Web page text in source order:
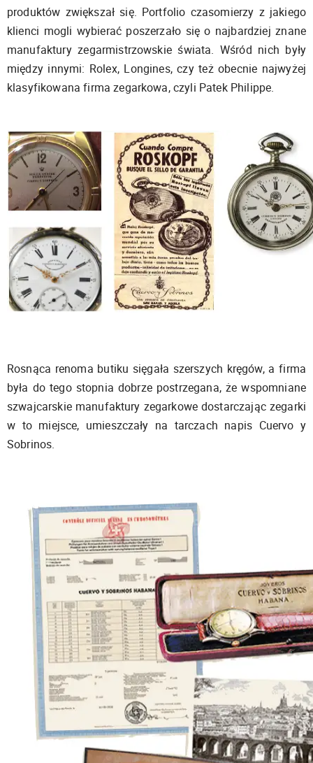
produktów zwiększał się. Portfolio czasomierzy z jakiego
klienci mogli wybierać poszerzało się o najbardziej znane
manufaktury zegarmistrzowskie świata. Wśród nich były
między innymi: Rolex, Longines, czy też obecnie najwyżej
klasyfikowana firma zegarkowa, czyli Patek Philippe.
Rosnąca renoma butiku sięgała szerszych kręgów, a firma
była do tego stopnia dobrze postrzegana, że wspomniane
szwajcarskie manufaktury zegarkowe dostarczając zegarki
w to miejsce, umieszczały na tarczach napis Cuervo y
Sobrinos.